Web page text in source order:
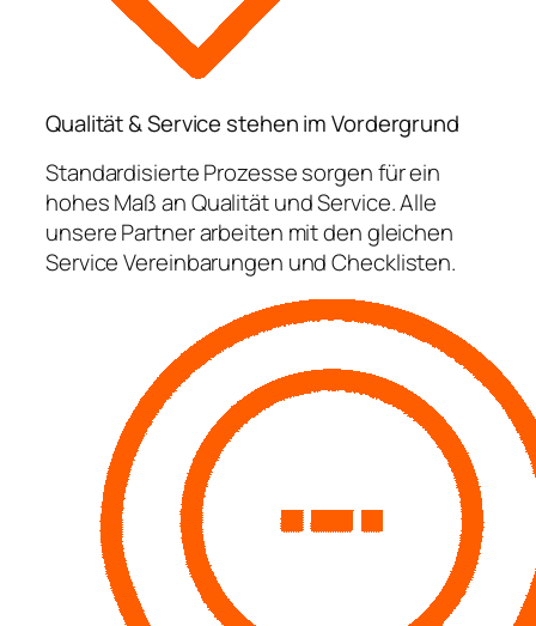
Qualität & Service stehen im Vordergrund
Standardisierte Prozesse sorgen für ein
hohes Maß an Qualität und Service. Alle
unsere Partner arbeiten mit den gleichen
Service Vereinbarungen und Checklisten.